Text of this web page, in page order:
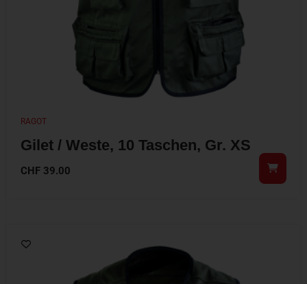
RAGOT
Gilet / Weste, 10 Taschen, Gr. XS
CHF 39.00